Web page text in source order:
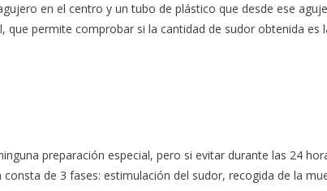
en el centro y un tubo de plástico que desde ese
que permite comprobar si la cantidad de sudor obtenida es
preparación especial, pero si evitar durante las 24
de 3 fases: estimulación del sudor, recogida de la